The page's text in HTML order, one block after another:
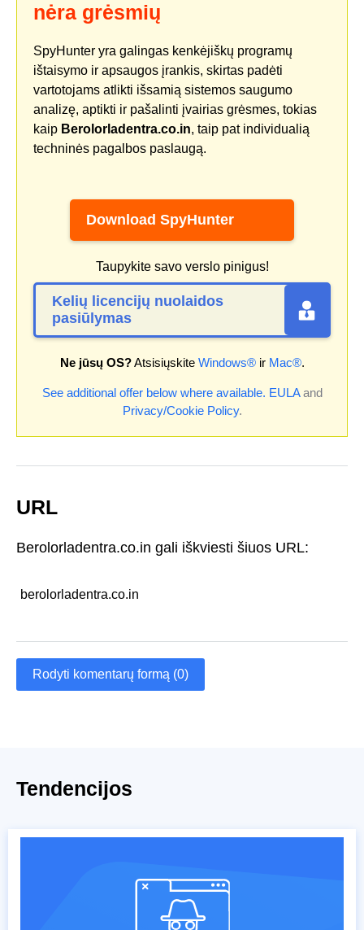
nėra grėsmių
SpyHunter yra galingas kenkėjiškų programų
ištaisymo ir apsaugos įrankis, skirtas padėti
vartotojams atlikti išsamią sistemos saugumo
analizę, aptikti ir pašalinti įvairias grėsmes, tokias
kaip Berolorladentra.co.in, taip pat individualią
techninės pagalbos paslaugą.
Download SpyHunter
Taupykite savo verslo pinigus!
Kelių licencijų nuolaidos
pasiūlymas
Ne jūsų OS?Atsisiųskite Windows®ir Mac®.
See additional offer below where available. EULAand
Privacy/Cookie Policy.
URL
Berolorladentra.co.in gali iškviesti šiuos URL:
berolorladentra.co.in
Rodyti komentarų formą (0)
Tendencijos